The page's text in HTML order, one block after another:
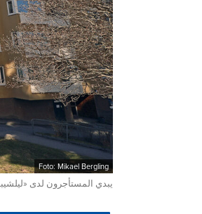
Foto: Mikael Bergling
يبدي المستأجرون لدى